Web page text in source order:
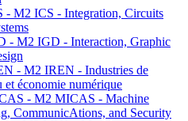
- M2 ICS - Integration, Circuits
- M2 IGD - Interaction, Graphic
- M2 IREN - Industries de
et économie numérique
- M2 MICAS - Machine
CommunicAtions, and Security